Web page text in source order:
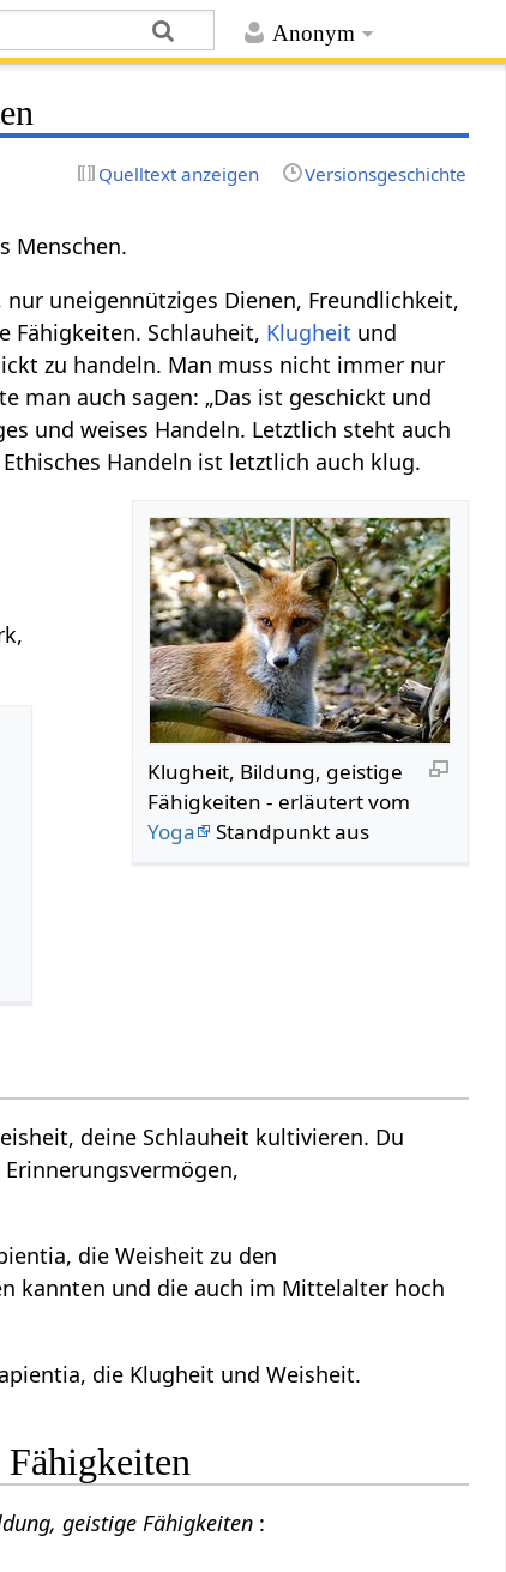
Anonym
Quelltext anzeigen Versionsgeschichte
Menschen.
uneigennütziges Dienen, Freundlichkeit,
Fähigkeiten. Schlauheit, Klugheit und
zu handeln. Man muss nicht immer nur
man auch sagen: „Das ist geschickt und
und weises Handeln. Letztlich steht auch
Handeln ist letztlich auch klug.
Klugheit, Bildung, geistige
Fähigkeiten - erläutert vom
Yoga
Standpunkt aus
deine Schlauheit kultivieren. Du
die Weisheit zu den
kannten und die auch im Mittelalter hoch
die Klugheit und Weisheit.
geistige Fähigkeiten :